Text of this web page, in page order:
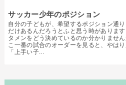
サッカー少年のポジション
自分の子どもが、希望するポジション通
だけあるんだろうとふと思う時がありま
タメンをどう決めているのか分かりませ
こ一番の試合のオーダーを見ると、やは
「上手い子...